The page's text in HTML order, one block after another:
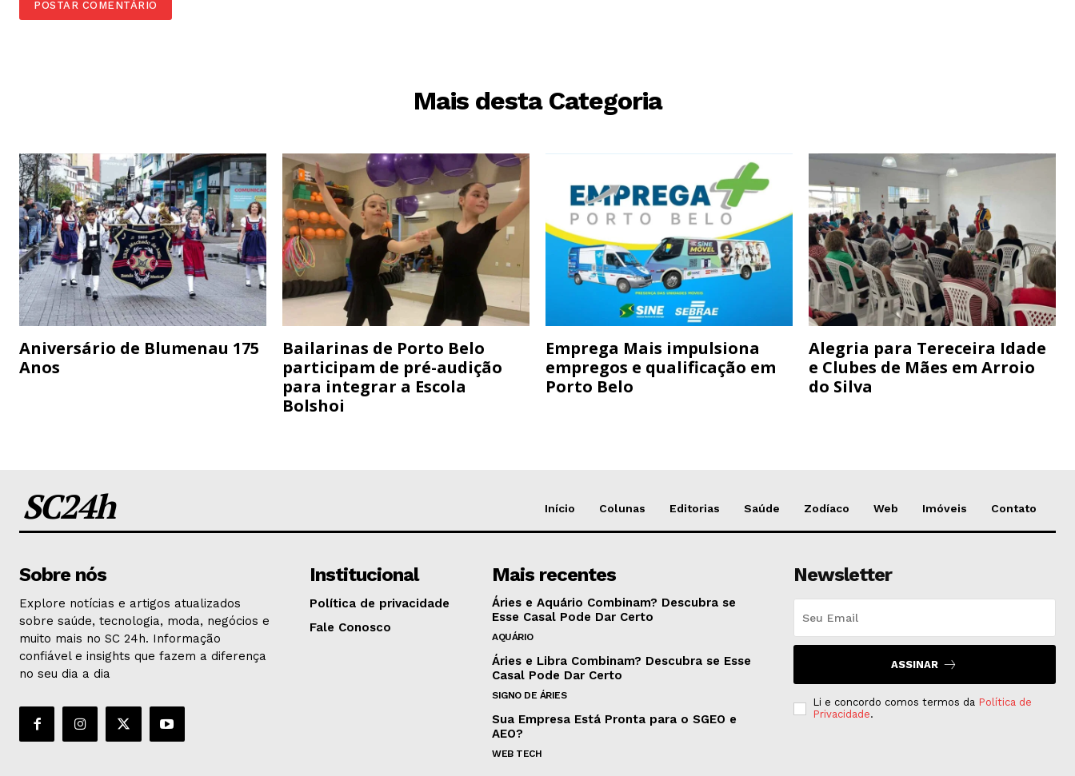
Mais desta Categoria
Aniversário de Blumenau 175
Anos
Bailarinas de Porto Belo
participam de pré-audição
para integrar a Escola
Bolshoi
Emprega Mais impulsiona
empregos e qualificação em
Porto Belo
Alegria para Tereceira Idade
e Clubes de Mães em Arroio
do Silva
SC24h Início Colunas Editorias Saúde Zodíaco Web Imóveis Contato
Sobre nós
Explore notícias e artigos atualizados
sobre saúde, tecnologia, moda, negócios e
muito mais no SC 24h. Informação
confiável e insights que fazem a diferença
no seu dia a dia
Institucional
Política de privacidade
Fale Conosco
Mais recentes
Áries e Aquário Combinam? Descubra se
Esse Casal Pode Dar Certo
AQUÁRIO
Áries e Libra Combinam? Descubra se Esse
Casal Pode Dar Certo
SIGNO DE ÁRIES
Sua Empresa Está Pronta para o SGEO e
AEO?
WEB TECH
Newsletter
ASSINAR
Li e concordo comos termos da Política de
Privacidade.